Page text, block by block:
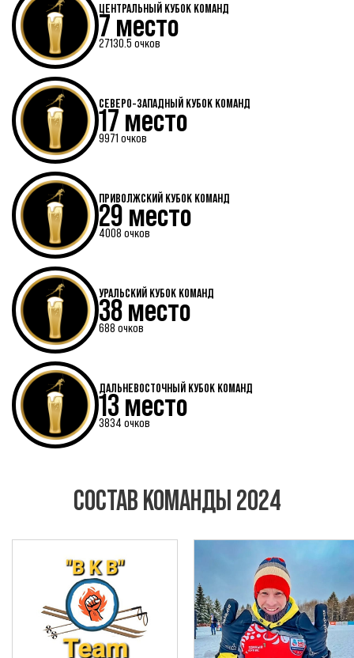
ЦЕНТРАЛЬНЫЙ КУБОК КОМАНД
7 место
27130.5 очков
СЕВЕРО-ЗАПАДНЫЙ КУБОК КОМАНД
17 место
9971 очков
ПРИВОЛЖСКИЙ КУБОК КОМАНД
29 место
4008 очков
УРАЛЬСКИЙ КУБОК КОМАНД
38 место
688 очков
ДАЛЬНЕВОСТОЧНЫЙ КУБОК КОМАНД
13 место
3834 очков
СОСТАВ КОМАНДЫ 2024